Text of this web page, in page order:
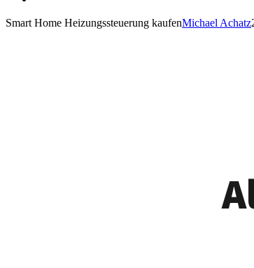
Smart Home Heizungssteuerung kaufenMichael Achatz